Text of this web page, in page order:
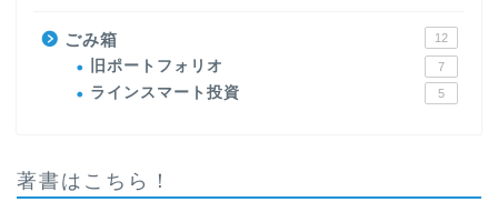
ごみ箱 12
旧ポートフォリオ 7
ラインスマート投資 5
著書はこちら！